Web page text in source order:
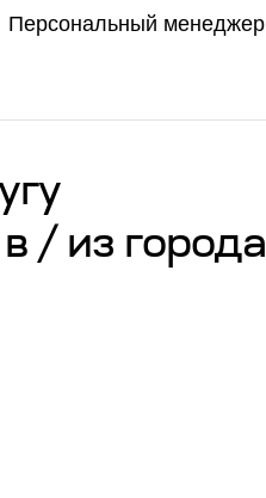
Персональный менеджер
/ из города